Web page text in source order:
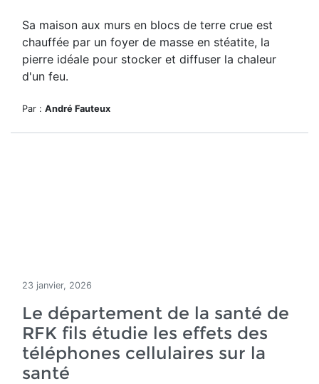
Sa maison aux murs en blocs de terre crue est
chauffée par un foyer de masse en stéatite, la
pierre idéale pour stocker et diffuser la chaleur
d'un feu.
Par : André Fauteux
23 janvier, 2026
Le département de la santé de
RFK fils étudie les effets des
téléphones cellulaires sur la
santé